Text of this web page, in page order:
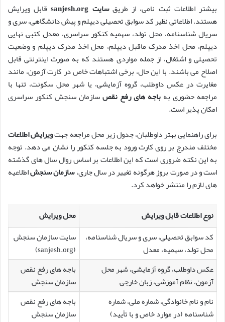
بیشتر اطلاعات ثبت نامی، از طریقسایت sanjesh.org
قابل ویرایش
هستند. اطلاعاتی نظیر کد سوابق تحصیلی دیپلم و پیش دانشگاهی، سری و
سریال شناسنامه، محل تولد، سهمیه کنکور سراسری، معدل کتبی نهایی
دیپلم، محل اخذ مدرک ماقبل دیپلم، محل اخذ مدرک دیپلم و وضعیت
تحصیلی و اشتغال، از جمله مواردی هستند که به صورت اینترنتی قابل
اصلاح می باشند. با این حال، برخی اشتباهات خاص در کارت آزمون، مانند
مغایرت در عکس داوطلب، گروه آزمایشی، یا شهر محل سکونت، تنها با
مراجعه حضوری به باجه های رفع نقصسازمان سنجش کنکور سراسری
امکان پذیر است.
برای راهنمایی بهتر داوطلبان، جدول زیر محل مراجعه جهتویرایش اطلاعات
مختلف مندرج بر روی کارت ورود به جلسه کنکور را نشان می دهد. توجه
به این نکته ضروری است که این اطلاعات بر اساس روال سال های گذشته
است و در صورت بروز هرگونه تغییر در سال جاری،سازمان سنجشاطلاعیه
های لازم را منتشر خواهد کرد.
نوع اطلاعات قابل ویرایش
محل ویرایش
کد سوابق تحصیلی، سری و سریال شناسنامه،
محل تولد، سهمیه، معدل
سایت سازمان سنجش
(sanjesh.org)
عکس داوطلب، گروه آزمایشی، شهر محل
آزمون، نظام آموزشی، زبان خارجی
باجه های رفع نقص
سازمان سنجش
نام و نام خانوادگی، شماره ملی، شماره
شناسنامه (در موارد خاص و با تأیید)
باجه های رفع نقص
سازمان سنجش